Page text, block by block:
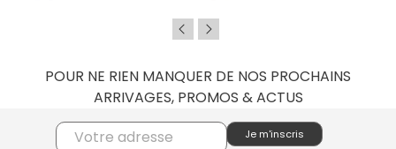
POUR NE RIEN MANQUER DE NOS PROCHAINS
ARRIVAGES, PROMOS & ACTUS